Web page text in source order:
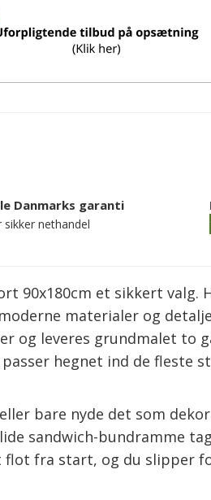
Danmarks garanti
sikker nethandel
90x180cm et sikkert valg.
materialer og
og leveres grundmalet to
hegnet ind de fleste
bare nyde det som
sandwich-bundramme
flot fra start, og du slipper